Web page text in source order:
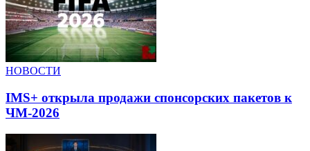
НОВОСТИ
IMS+ открыла продажи спонсорских пакетов к
ЧМ-2026